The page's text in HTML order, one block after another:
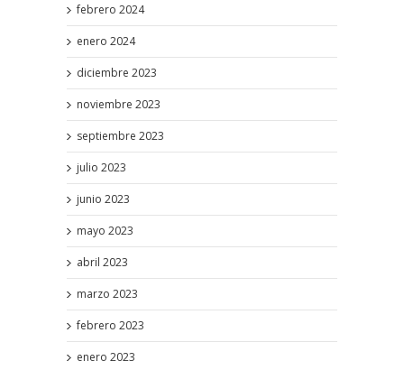
febrero 2024
enero 2024
diciembre 2023
noviembre 2023
septiembre 2023
julio 2023
junio 2023
mayo 2023
abril 2023
marzo 2023
febrero 2023
enero 2023